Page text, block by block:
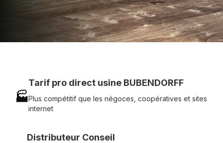
Voir tous nos produits
🏭
Tarif pro direct usine BUBENDORFF
Plus compétitif que les négoces, coopératives et sites
internet
Distributeur Conseil